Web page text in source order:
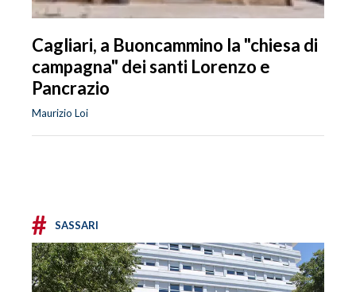
Cagliari, a Buoncammino la "chiesa di
campagna" dei santi Lorenzo e
Pancrazio
Maurizio Loi
# SASSARI